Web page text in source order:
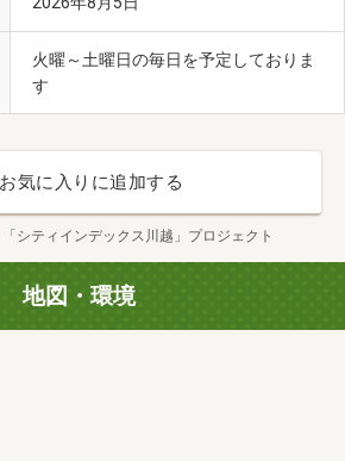
火曜～土曜日の毎日を予定しておりま
す
お気に入りに追加する
「シティインデックス川越」プロジェクト
地図・環境